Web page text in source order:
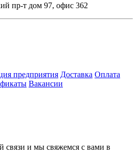
пр-т дом 97, офис 362
предприятия Доставка Оплата
Вакансии
связи и мы свяжемся с вами в